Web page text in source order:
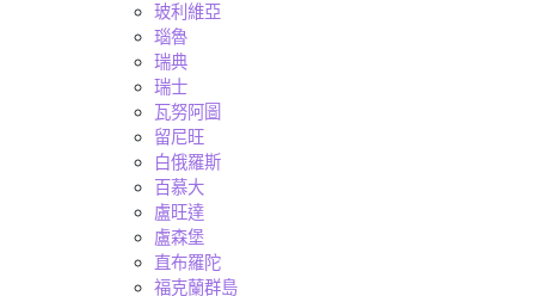
玻利維亞
瑙魯
瑞典
瑞士
瓦努阿圖
留尼旺
白俄羅斯
百慕大
盧旺達
盧森堡
直布羅陀
福克蘭群島